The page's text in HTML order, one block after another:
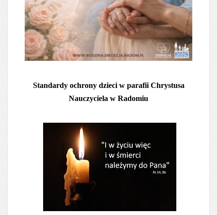
Standardy ochrony dzieci w parafii Chrystusa
Nauczyciela w Radomiu